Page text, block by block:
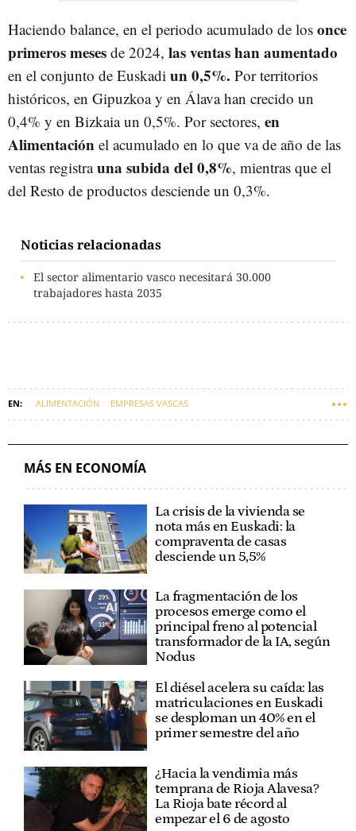
Haciendo balance, en el periodo acumulado de los once
primeros meses de 2024, las ventas han aumentado
en el conjunto de Euskadi un 0,5%. Por territorios
históricos, en Gipuzkoa y en Álava han crecido un
0,4% y en Bizkaia un 0,5%. Por sectores, en
Alimentación el acumulado en lo que va de año de las
ventas registrauna subida del 0,8%, mientras que el
del Resto de productos desciende un 0,3%.
Noticias relacionadas
El sector alimentario vasco necesitará 30.000
trabajadores hasta 2035
ALIMENTACIÓN EMPRESAS VASCAS
MÁS EN ECONOMÍA
La crisis de la vivienda se
nota más en Euskadi: la
compraventa de casas
desciende un 5,5%
La fragmentación de los
procesos emerge como el
principal freno al potencial
transformador de la IA, según
Nodus
El diésel acelera su caída: las
matriculaciones en Euskadi
se desploman un 40% en el
primer semestre del año
¿Hacia la vendimia más
temprana de Rioja Alavesa?
La Rioja bate récord al
empezar el 6 de agosto